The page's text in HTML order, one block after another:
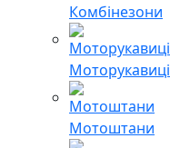
Комбінезони
Моторукавиці
Мотоштани